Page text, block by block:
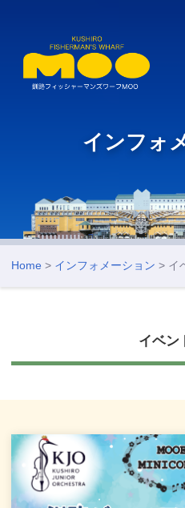
インフォ
Home > インフォメーション > イ
イベン